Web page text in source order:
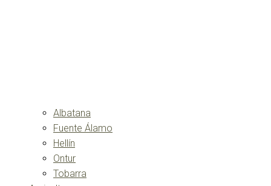
Albatana
Fuente Álamo
Hellín
Ontur
Tobarra